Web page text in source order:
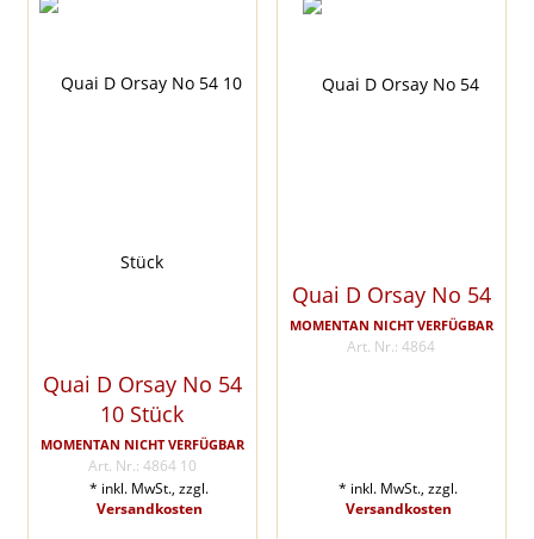
Quai D Orsay No 54
10 Stück
MOMENTAN NICHT VERFÜGBAR
Art. Nr.: 4864 10
* inkl. MwSt., zzgl.
Versandkosten
Quai D Orsay No 54
MOMENTAN NICHT VERFÜGBAR
Art. Nr.: 4864
* inkl. MwSt., zzgl.
Versandkosten